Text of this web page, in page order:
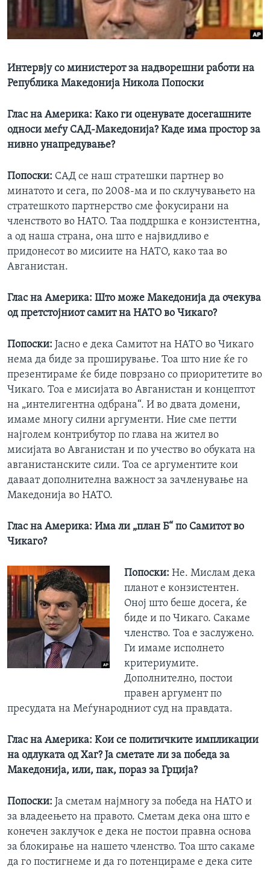
Јазици
Интервју со министерот за надворешни работи на
Република Македонија Никола Попоски
Глас на Америка: Како ги оценувате досегашните
односи меѓу САД-Македонија? Каде има простор за
нивно унапредување?
Попоски: САД се наш стратешки партнер во
минатото и сега, по 2008-ма и по склучувањето на
стратешкото партнерство сме фокусирани на
членството во НАТО. Таа поддршка е конзистентна,
а од наша страна, она што е највидливо е
придонесот во мисиите на НАТО, како таа во
Авганистан.
Глас на Америка: Што може Македонија да очекува
одпретстојниотсамит на НАТО во Чикаго?
Попоски: Јасно е дека Самитот на НАТО во Чикаго
нема да биде за проширување. Тоа што ние ќе го
презентираме ќе биде поврзано со приоритетите во
Чикаго. Тоа е мисијата во Авганистан и концептот
на „интелигентна одбрана“. И во двата домени,
имаме многу силни аргументи. Ние сме петти
најголем контрибутор по глава на жител во
мисијата во Авганистан и по учество во обуката на
авганистанските сили. Тоа се аргументите кои
даваат дополнителна важност за зачленување на
Македонија во НАТО.
Глас на Америка: Има ли „план Б“ по Самитот во
Чикаго?
Попоски: Не. Мислам дека
планот е конзистентен.
Оној што беше досега, ќе
биде и по Чикаго. Сакаме
членство. Тоа е заслужено.
Ги имаме исполнето
критериумите.
Дополнително, постои
правен аргумент по
пресудата на Меѓународниот суд на правдата.
Глас на Америка: Kои се политичките импликации
на одлуката од Хаг? Jа сметате ли за победа за
Македонија, или, пак, пораз за Грција?
Попоски: Ја сметам најмногу за победа на НАТО и
за владеењето на правото. Сметам дека она што е
конечен заклучок е дека не постои правна основа
за блокирање на нашето членство. Тоа што сакаме
да го постигнеме и да го потенцираме е дека сите